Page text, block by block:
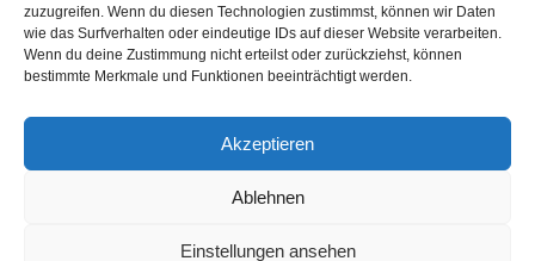
zuzugreifen. Wenn du diesen Technologien zustimmst, können wir Daten
wie das Surfverhalten oder eindeutige IDs auf dieser Website verarbeiten.
Wenn du deine Zustimmung nicht erteilst oder zurückziehst, können
bestimmte Merkmale und Funktionen beeinträchtigt werden.
Akzeptieren
Ablehnen
Einstellungen ansehen
43Leserstimmen